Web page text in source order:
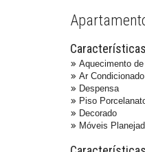
Aquecimento
Ar Condicionado
Despensa
Piso
Decorado
Móveis